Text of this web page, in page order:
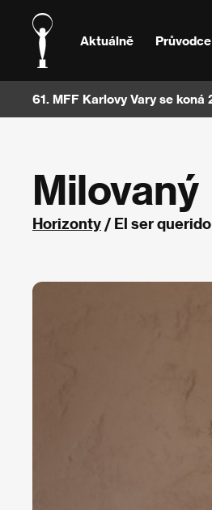
Aktuálně
61. MFF Karlovy Vary se koná
Milovaný
Horizonty / El ser